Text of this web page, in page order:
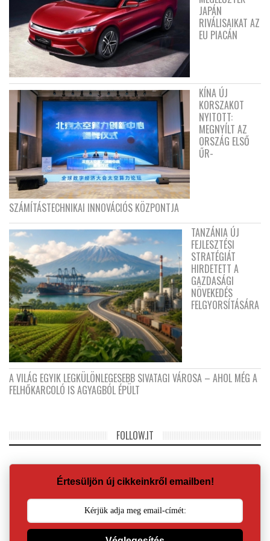
JAPÁN
RIVÁLISAIKAT AZ
EU PIACÁN
KÍNA ÚJ
KORSZAKOT
NYITOTT:
MEGNYÍLT AZ
ORSZÁG ELSŐ
ŰR-
SZÁMÍTÁSTECHNIKAI INNOVÁCIÓS KÖZPONTJA
TANZÁNIA ÚJ
FEJLESZTÉSI
STRATÉGIÁT
HIRDETETT A
GAZDASÁGI
NÖVEKEDÉS
FELGYORSÍTÁSÁRA
A VILÁG EGYIK LEGKÜLÖNLEGESEBB SIVATAGI VÁROSA – AHOL MÉG A
FELHŐKARCOLÓ IS AGYAGBÓL ÉPÜLT
FOLLOW.IT
Értesüljön új cikkeinkről emailben!